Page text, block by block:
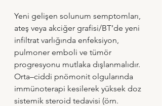
Yeni gelişen solunum semptomları,
ateş veya akciğer grafisi/BT’de yeni
infiltrat varlığında enfeksiyon,
pulmoner emboli ve tümör
progresyonu mutlaka dışlanmalıdır.
Orta–ciddi pnömonit olgularında
immünoterapi kesilerek yüksek doz
sistemik steroid tedavisi (örn.